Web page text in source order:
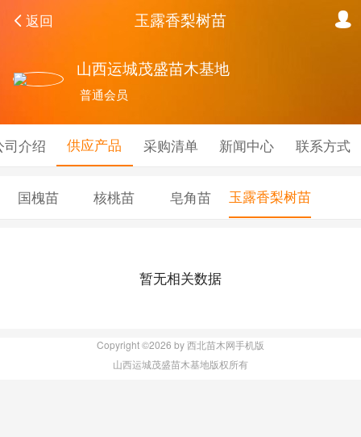
返回 玉露香梨树苗
山西运城茂盛苗木基地
普通会员
司介绍 供应产品 采购清单 新闻中心 联系方式
国槐苗 核桃苗 皂角苗 玉露香梨树苗
暂无相关数据
Copyright ©2026 by 西北苗木网手机版
山西运城茂盛苗木基地版权所有